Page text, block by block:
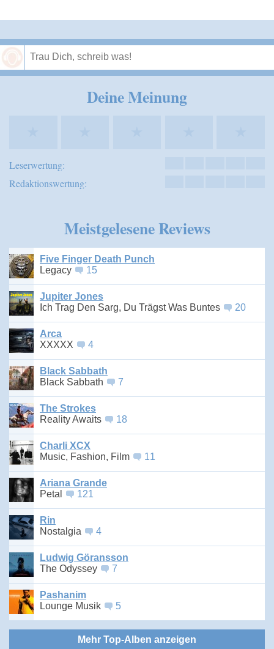
Deine Meinung
Leserwertung:
Redaktionswertung:
Meistgelesene Reviews
Five Finger Death Punch
Legacy
15
Jupiter Jones
Ich Trag Den Sarg, Du Trägst Was Buntes
20
Arca
XXXXX
4
Black Sabbath
Black Sabbath
7
The Strokes
Reality Awaits
18
Charli XCX
Music, Fashion, Film
11
Ariana Grande
Petal
121
Rin
Nostalgia
4
Ludwig Göransson
The Odyssey
7
Pashanim
Lounge Musik
5
Mehr Top-Alben anzeigen